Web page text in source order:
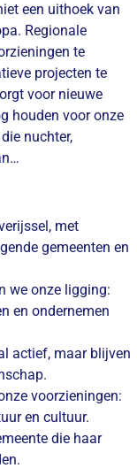
een uithoek van
Regionale
te
projecten te
voor nieuwe
houden voor onze
nuchter,
met
gemeenten en
we onze ligging:
en ondernemen
actief, maar blijven
voorzieningen:
en cultuur.
die haar